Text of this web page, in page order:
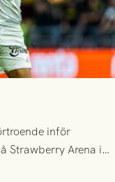
inför
Strawberry Arena i
första halvlek av